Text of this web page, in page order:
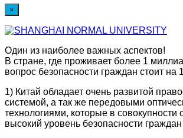
×
Один из наиболее важных аспектов!
В стране, где проживает более 1
вопрос безопасности граждан стоит на
1) Китай обладает очень развитой
системой, а так же передовыми
технологиями, которые в совокупности
высокий уровень безопасности